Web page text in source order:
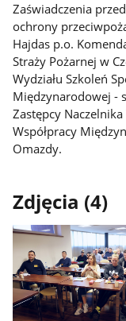
Zaświadczenia
ochrony
Hajdas p.o.
Straży Pożarnej w
Wydziału Szkoleń
Międzynarodowej -
Zastępcy
Współpracy
Omazdy.
Zdjęcia (4)